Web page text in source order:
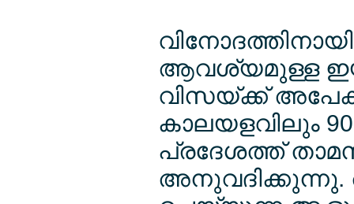
ആവശ്യമുള്ള ഇയു
വിസയ്ക്ക്
കാലയളവിലും
പ്രദേശത്ത്
അനുവദിക്കുന്നു.